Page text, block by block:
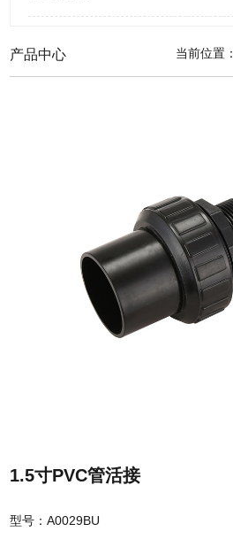
产品中心 当前位置：
1.5寸PVC管活接
型号：A0029BU